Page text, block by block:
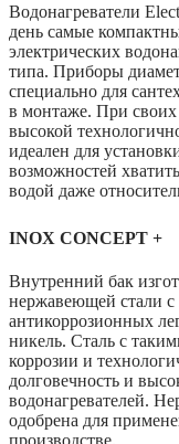
Водонагреватели
день самые
электрических
типа. Приборы
специально для
в монтаже. При своих
высокой
идеален для
возможностей
водой даже
INOX CONCEPT +
Внутренний бак
нержавеющей стали
антикоррозионных
никель. Сталь с
коррозии и
долговечность и
водонагревателей.
одобрена для
производстве.